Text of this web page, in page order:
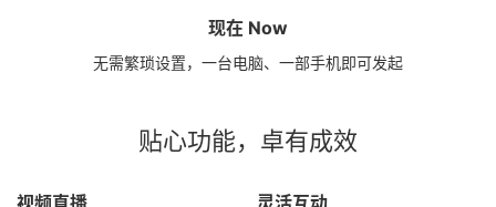
现在 Now
无需繁琐设置，一台电脑、一部手机即可发起
贴心功能，卓有成效
视频直播 灵活互动